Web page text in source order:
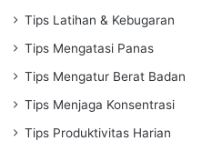
Tips Latihan & Kebugaran
Tips Mengatasi Panas
Tips Mengatur Berat Badan
Tips Menjaga Konsentrasi
Tips Produktivitas Harian